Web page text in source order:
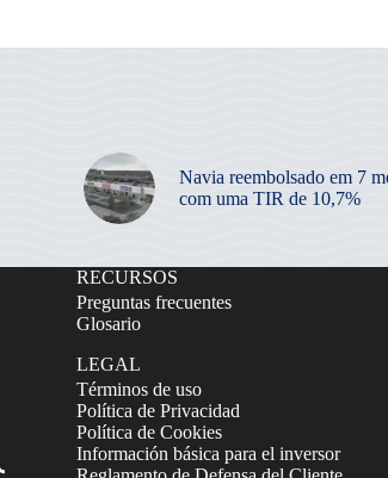
Navia reembolsado em 7
com uma TIR de 10,7%
RECURSOS
Preguntas frecuentes
Glosario
LEGAL
Términos de uso
Política de Privacidad
Política de Cookies
Información básica para el inversor